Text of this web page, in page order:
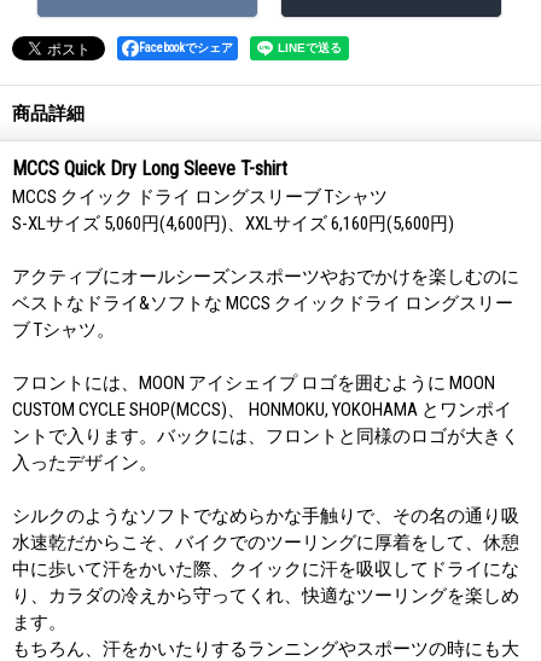
Facebookでシェア
商品詳細
MCCS Quick Dry Long Sleeve T-shirt
MCCS クイック ドライ ロングスリーブ Tシャツ
S-XLサイズ 5,060円(4,600円)、XXLサイズ 6,160円(5,600円)
アクティブにオールシーズンスポーツやおでかけを楽しむのに
ベストなドライ&ソフトな MCCS クイックドライ ロングスリー
ブ Tシャツ。
フロントには、MOON アイシェイプ ロゴを囲むように MOON
CUSTOM CYCLE SHOP(MCCS)、 HONMOKU, YOKOHAMA とワンポイ
ントで入ります。バックには、フロントと同様のロゴが大きく
入ったデザイン。
シルクのようなソフトでなめらかな手触りで、その名の通り吸
水速乾だからこそ、バイクでのツーリングに厚着をして、休憩
中に歩いて汗をかいた際、クイックに汗を吸収してドライにな
り、カラダの冷えから守ってくれ、快適なツーリングを楽しめ
ます。
もちろん、汗をかいたりするランニングやスポーツの時にも大